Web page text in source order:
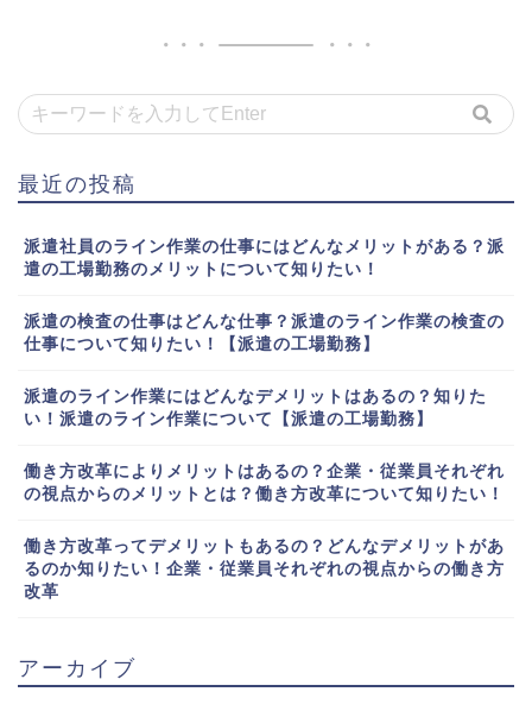
最近の投稿
派遣社員のライン作業の仕事にはどんなメリットがある？派
遣の工場勤務のメリットについて知りたい！
派遣の検査の仕事はどんな仕事？派遣のライン作業の検査の
仕事について知りたい！【派遣の工場勤務】
派遣のライン作業にはどんなデメリットはあるの？知りた
い！派遣のライン作業について【派遣の工場勤務】
働き方改革によりメリットはあるの？企業・従業員それぞれ
の視点からのメリットとは？働き方改革について知りたい！
働き方改革ってデメリットもあるの？どんなデメリットがあ
るのか知りたい！企業・従業員それぞれの視点からの働き方
改革
アーカイブ